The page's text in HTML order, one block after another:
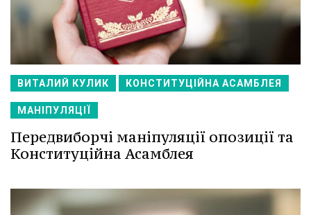
ВИТАЛИЙ КУЛИК КОНСТИТУЦІЙНА АСАМБЛЕЯ
МАНІПУЛЯЦІЇ
Передвиборчі маніпуляції опозиції та
Конституційна Асамблея